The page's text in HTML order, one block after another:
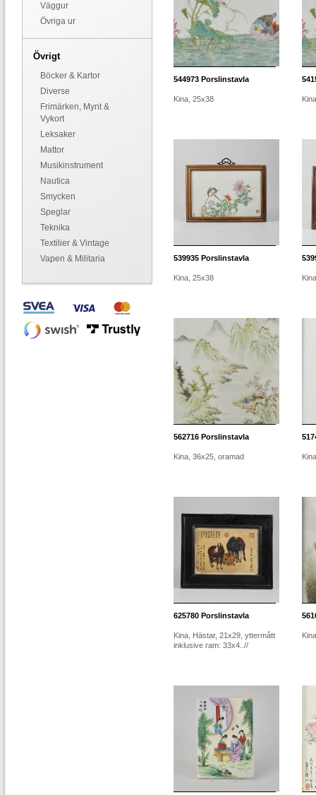
Väggur
Övriga ur
Övrigt
Böcker & Kartor
Diverse
Frimärken, Mynt &
Vykort
Leksaker
Mattor
Musikinstrument
Nautica
Smycken
Speglar
Teknika
Textilier & Vintage
Vapen & Militaria
544973 Porslinstavla
Kina, 25x38
539935 Porslinstavla
Kina, 25x38
562716 Porslinstavla
Kina, 36x25, oramad
625780 Porslinstavla
Kina, Hästar, 21x29, yttermått
inklusive ram: 33x4..//